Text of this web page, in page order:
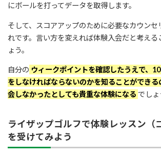
にボールを打ってデータを取得します。
そして、スコアアップのために必要なカウンセ
れです。言い方を変えれば体験入会だと考える
ょう。
自分の ウィークポイントを確認したうえで、
をしなければならないのかを知ることができる
会しなかったとしても貴重な体験になる でしょ
ライザップゴルフで体験レッスン（
を受けてみよう